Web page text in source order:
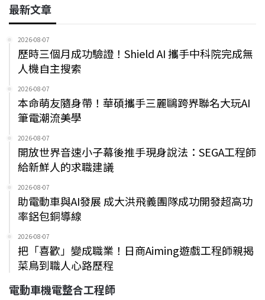
最新文章
2026-08-07
歷時三個月成功驗證！Shield AI 攜手中科院完成無
人機自主搜索
2026-08-07
本命萌友隨身帶！華碩攜手三麗鷗跨界聯名大玩AI
筆電潮流美學
2026-08-07
開放世界音速小子幕後推手現身說法：SEGA工程師
給新鮮人的求職建議
2026-08-07
助電動車與AI發展 成大洪飛義團隊成功開發超高功
率鋁包銅導線
2026-08-07
把「喜歡」變成職業！日商Aiming遊戲工程師親揭
菜鳥到職人心路歷程
電動車機電整合工程師